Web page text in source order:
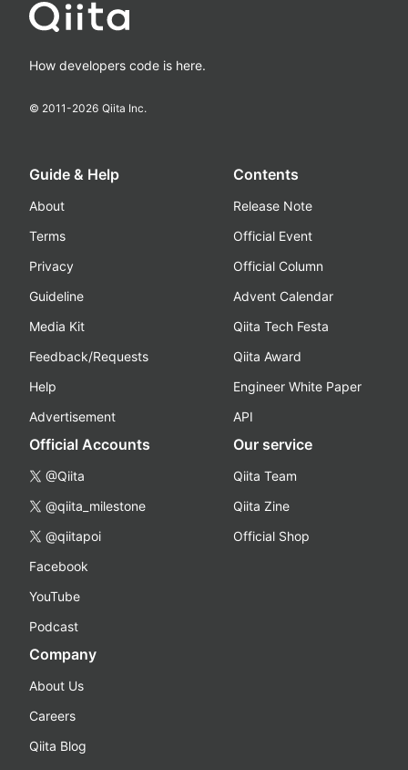
How developers code is here.
© 2011-2026 Qiita Inc.
Guide & Help
About
Terms
Privacy
Guideline
Media Kit
Feedback/Requests
Help
Advertisement
Contents
Release Note
Official Event
Official Column
Advent Calendar
Qiita Tech Festa
Qiita Award
Engineer White Paper
API
Official Accounts
@Qiita
@qiita_milestone
@qiitapoi
Facebook
YouTube
Podcast
Our service
Qiita Team
Qiita Zine
Official Shop
Company
About Us
Careers
Qiita Blog